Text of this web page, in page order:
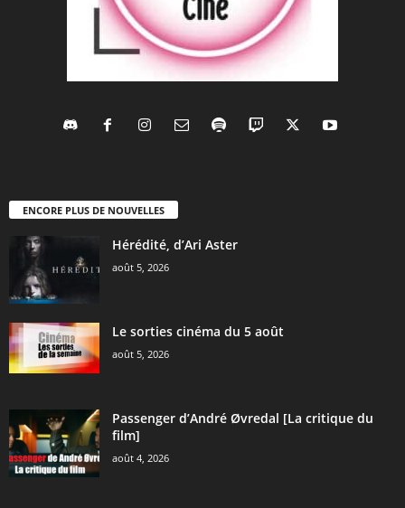
ENCORE PLUS DE NOUVELLES
Hérédité, d’Ari Aster
août 5, 2026
Le sorties cinéma du 5 août
août 5, 2026
Passenger d’André Øvredal [La critique du
film]
août 4, 2026